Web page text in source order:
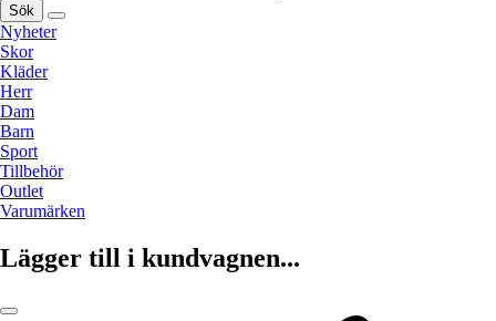
Sök
Nyheter
Skor
Kläder
Herr
Dam
Barn
Sport
Tillbehör
Outlet
Varumärken
Lägger till i kundvagnen...